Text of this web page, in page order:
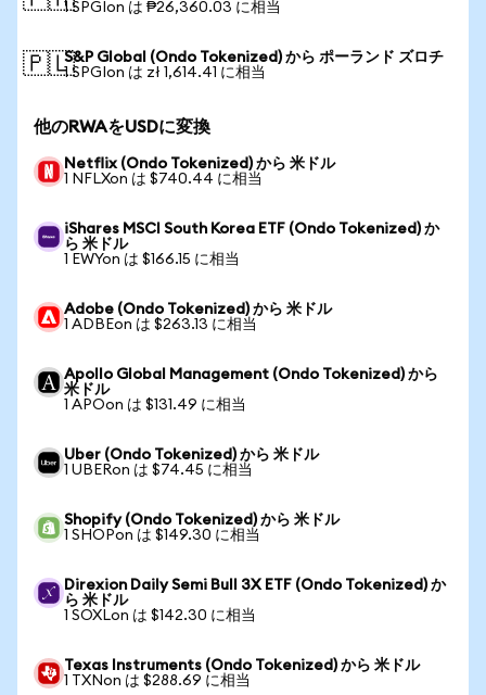
1 SPGIon は ₱26,360.03 に相当
🇵🇱S&P Global (Ondo Tokenized) から ポーランド ズロチ
1 SPGIon は zł 1,614.41 に相当
他のRWAをUSDに変換
Netflix (Ondo Tokenized) から 米ドル
1 NFLXon は $740.44 に相当
iShares MSCI South Korea ETF (Ondo Tokenized) か
ら 米ドル
1 EWYon は $166.15 に相当
Adobe (Ondo Tokenized) から 米ドル
1 ADBEon は $263.13 に相当
Apollo Global Management (Ondo Tokenized) から
米ドル
1 APOon は $131.49 に相当
Uber (Ondo Tokenized) から 米ドル
1 UBERon は $74.45 に相当
Shopify (Ondo Tokenized) から 米ドル
1 SHOPon は $149.30 に相当
Direxion Daily Semi Bull 3X ETF (Ondo Tokenized) か
ら 米ドル
1 SOXLon は $142.30 に相当
Texas Instruments (Ondo Tokenized) から 米ドル
1 TXNon は $288.69 に相当